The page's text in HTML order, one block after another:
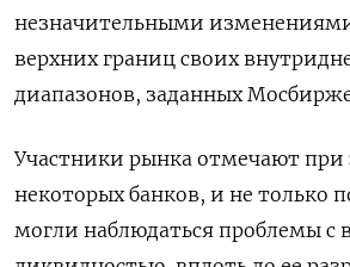
незначительными
верхних границ своих
диапазонов, заданных
Участники рынка отмечают при
некоторых банков, и не только
могли наблюдаться проблемы с